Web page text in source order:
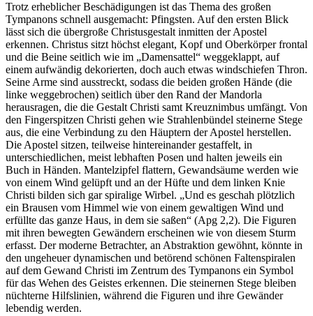
Trotz erheblicher Beschädigungen ist das Thema des großen
Tympanons schnell ausgemacht: Pfingsten. Auf den ersten Blick
lässt sich die übergroße Christusgestalt inmitten der Apostel
erkennen. Christus sitzt höchst elegant, Kopf und Oberkörper frontal
und die Beine seitlich wie im „Damensattel“ weggeklappt, auf
einem aufwändig dekorierten, doch auch etwas windschiefen Thron.
Seine Arme sind ausstreckt, sodass die beiden großen Hände (die
linke weggebrochen) seitlich über den Rand der Mandorla
herausragen, die die Gestalt Christi samt Kreuznimbus umfängt. Von
den Fingerspitzen Christi gehen wie Strahlenbündel steinerne Stege
aus, die eine Verbindung zu den Häuptern der Apostel herstellen.
Die Apostel sitzen, teilweise hintereinander gestaffelt, in
unterschiedlichen, meist lebhaften Posen und halten jeweils ein
Buch in Händen. Mantelzipfel flattern, Gewandsäume werden wie
von einem Wind gelüpft und an der Hüfte und dem linken Knie
Christi bilden sich gar spiralige Wirbel. „Und es geschah plötzlich
ein Brausen vom Himmel wie von einem gewaltigen Wind und
erfüllte das ganze Haus, in dem sie saßen“ (Apg 2,2). Die Figuren
mit ihren bewegten Gewändern erscheinen wie von diesem Sturm
erfasst. Der moderne Betrachter, an Abstraktion gewöhnt, könnte in
den ungeheuer dynamischen und betörend schönen Faltenspiralen
auf dem Gewand Christi im Zentrum des Tympanons ein Symbol
für das Wehen des Geistes erkennen. Die steinernen Stege bleiben
nüchterne Hilfslinien, während die Figuren und ihre Gewänder
lebendig werden.